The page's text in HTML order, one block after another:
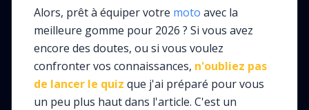
Alors, prêt à équiper votre moto avec la
meilleure gomme pour 2026 ? Si vous avez
encore des doutes, ou si vous voulez
confronter vos connaissances, n'oubliez pas
de lancer le quiz que j'ai préparé pour vous
un peu plus haut dans l'article. C'est un